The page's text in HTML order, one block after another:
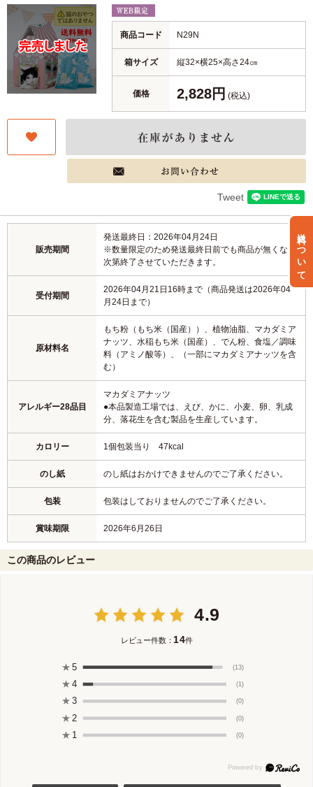
送料について
商品コード N29N
箱サイズ 縦32×横25×高さ24㎝
価格 2,828円 (税込)
Tweet
販売期間
発送最終日：2026年04月24日
※数量限定のため発送最終日前でも商品が無くなり
次第終了させていただきます。
受付期間
2026年04月21日16時まで（商品発送は2026年04
月24日まで）
原材料名
もち粉（もち米（国産））、植物油脂、マカダミア
ナッツ、水稲もち米（国産）、でん粉、食塩／調味
料（アミノ酸等）、（一部にマカダミアナッツを含
む）
アレルギー28品目
マカダミアナッツ
●本品製造工場では、えび、かに、小麦、卵、乳成
分、落花生を含む製品を生産しています。
カロリー 1個包装当り 47kcal
のし紙 のし紙はおかけできませんのでご了承ください。
包装 包装はしておりませんのでご了承ください。
賞味期限 2026年6月26日
この商品のレビュー
4.9
レビュー件数：14件
★ 5 (13)
★ 4 (1)
★ 3 (0)
★ 2 (0)
★ 1 (0)